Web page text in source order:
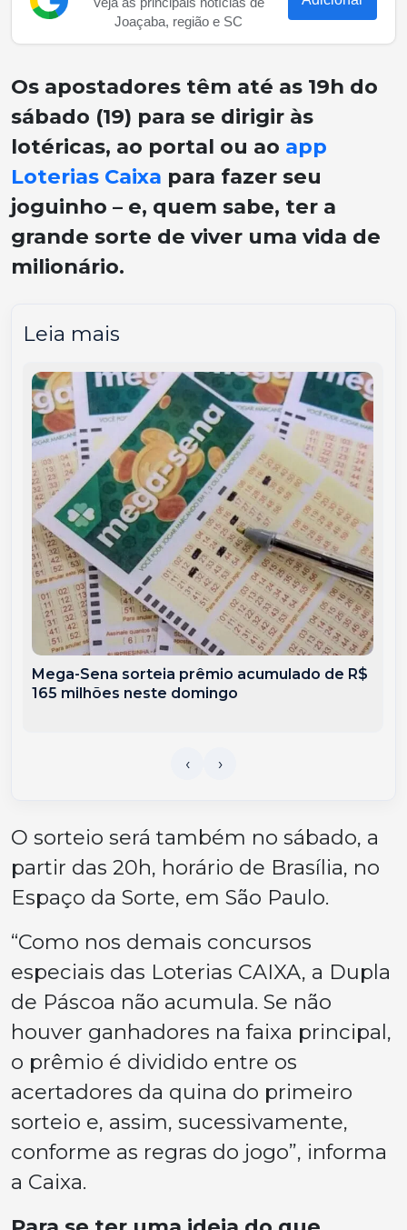
Joaçaba, região e SC
Os apostadores têm até as 19h do
sábado (19) para se dirigir às
lotéricas, ao portal ou ao app
Loterias Caixa para fazer seu
joguinho – e, quem sabe, ter a
grande sorte de viver uma vida de
milionário.
Leia mais
Mega-Sena sorteia prêmio acumulado de R$
165 milhões neste domingo
O sorteio será também no sábado, a
partir das 20h, horário de Brasília, no
Espaço da Sorte, em São Paulo.
“Como nos demais concursos
especiais das Loterias CAIXA, a Dupla
de Páscoa não acumula. Se não
houver ganhadores na faixa principal,
o prêmio é dividido entre os
acertadores da quina do primeiro
sorteio e, assim, sucessivamente,
conforme as regras do jogo”, informa
a Caixa. ​